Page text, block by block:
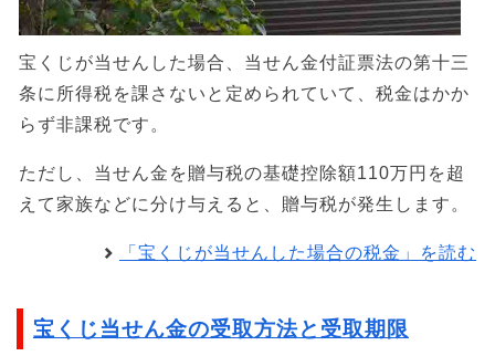
宝くじが当せんした場合、当せん金付証票法の第十三
条に所得税を課さないと定められていて、税金はかか
らず非課税です。
ただし、当せん金を贈与税の基礎控除額110万円を超
えて家族などに分け与えると、贈与税が発生します。
「宝くじが当せんした場合の税金」を読む
宝くじ当せん金の受取方法と受取期限